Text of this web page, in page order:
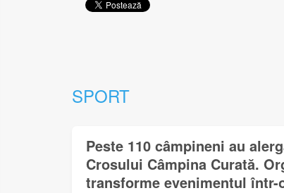
SPORT
Peste 110 câmpineni au
Crosului Câmpina Curată.
transforme evenimentul